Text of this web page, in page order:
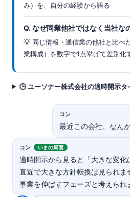
み）を、自分の経験から語る
Q. なぜ同業他社ではなく当社な
💡 同じ情報・通信業の他社と比べ
業構成）を数字で1点挙げて差別化
🕒 ユーソナー株式会社の適時開示タ
コン
最近この会社、なん
コン いまの局面
適時開示から見ると「大きな変化
直近で大きな方針転換は見られま
事業を伸ばすフェーズと考えられ